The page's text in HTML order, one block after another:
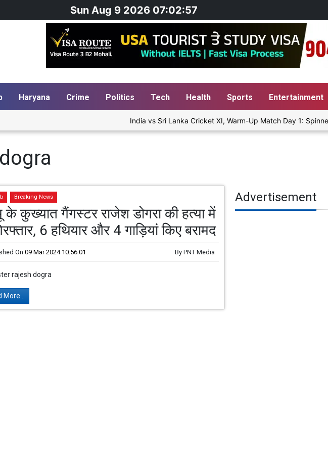
Sun Aug 9 2026 07:02:58
Haryana Crime Politics Tech Health Sports Entertainment
India vs Sri Lanka Cricket XI, Warm-Up Match Day 1:
Breaking News
के कुख्यात गैंगस्टर राजेश डोगरा की हत्या में
6 हथियार और 4 गाड़ियां किए बरामद
On 09 Mar 2024 10:56:01 By PNT Media
rajesh dogra
More...
Advertisement